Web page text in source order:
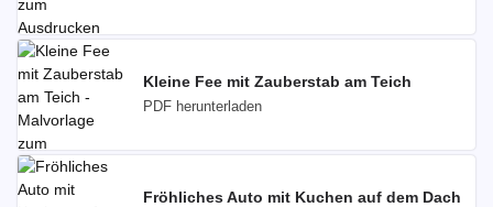
Kleine Fee mit Zauberstab am Teich
PDF herunterladen
Fröhliches Auto mit Kuchen auf dem Dach